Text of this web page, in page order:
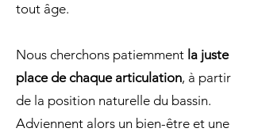
tout âge.
Nous cherchons patiemment la juste
place de chaque articulation, à partir
de la position naturelle du bassin.
Adviennent alors un bien-être et une